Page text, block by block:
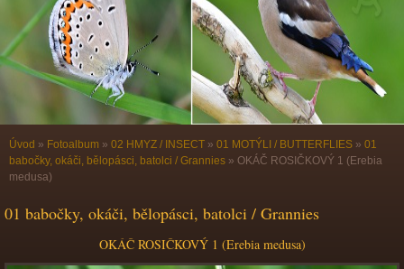
Úvod » Fotoalbum » 02 HMYZ / INSECT » 01 MOTÝLI / BUTTERFLIES » 01
babočky, okáči, bělopásci, batolci / Grannies » OKÁČ ROSIČKOVÝ 1 (Erebia
medusa)
01 babočky, okáči, bělopásci, batolci / Grannies
OKÁČ ROSIČKOVÝ 1 (Erebia medusa)